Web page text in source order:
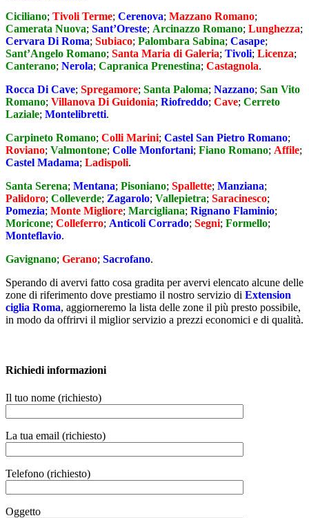
Ciciliano; Tivoli Terme; Cerenova; Mazzano Romano;
Camerata Nuova; Sant’Oreste; Arcinazzo Romano; Lunghezza;
Cervara Di Roma; Subiaco; Palombara Sabina; Casape;
Sant’Angelo Romano; Santa Maria di Galeria; Tivoli; Licenza;
Canterano; Nerola; Capranica Prenestina; Castagnola.
Rocca Di Cave; Spregamore; Santa Paloma; Nazzano; San Vito
Romano; Villanova Di Guidonia; Riofreddo; Cave; Cerreto
Laziale; Montelibretti.
Carpineto Romano; Colli Marini; Castel San Pietro Romano;
Roviano; Valmontone; Colle Monfortani; Fiano Romano; Affile;
Castel Madama; Ladispoli.
Santa Serena; Mentana; Pisoniano; Spallette; Manziana;
Palidoro; Colleverde; Zagarolo; Vallepietra; Saracinesco;
Pomezia; Monte Migliore; Marcigliana; Rignano Flaminio;
Moricone; Colleferro; Anticoli Corrado; Segni; Formello;
Monteflavio.
Gavignano; Gerano; Sacrofano.
Sperando di avervi fatto cosa gradita per avervi elencato alcune delle
zone di riferimento dove prestiamo il nostro servizio di Extension
ciglia Roma, aggiorneremo la lista delle zone il più presto possibile,
in modo da offrirvi il miglior servizio a prezzi economici e di qualità.
Richiedi informazioni
Il tuo nome (richiesto)
La tua email (richiesto)
Telefono (richiesto)
Oggetto